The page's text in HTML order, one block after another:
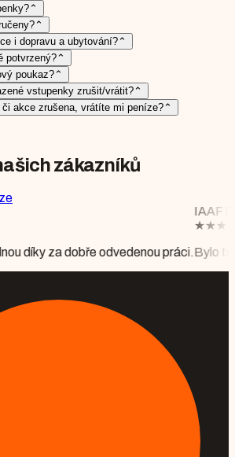
⌃
⌃
i dopravu a ubytování? ⌃
potvrzený? ⌃
poukaz? ⌃
vstupenky zrušit/vrátit? ⌃
akce zrušena, vrátíte mi peníze? ⌃
zákazníků
práci.
IAAF DIAMOND LEAGUE
Mgr. Monika
Bylo to krásné, vše